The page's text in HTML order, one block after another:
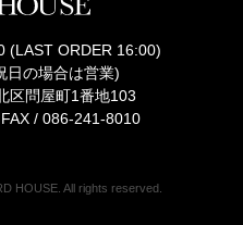
(LAST ORDER 16:00)
日の場合は営業)
区問屋町1番地103
FAX / 086-241-8010
HOUSE. All rights reserved.